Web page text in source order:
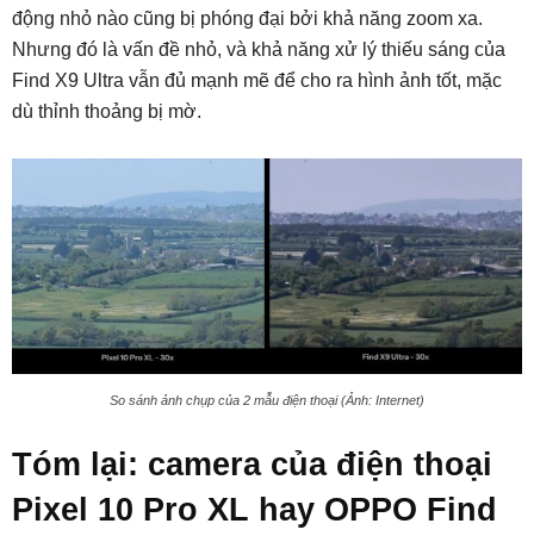
động nhỏ nào cũng bị phóng đại bởi khả năng zoom xa.
Nhưng đó là vấn đề nhỏ, và khả năng xử lý thiếu sáng của
Find X9 Ultra vẫn đủ mạnh mẽ để cho ra hình ảnh tốt, mặc
dù thỉnh thoảng bị mờ.
So sánh ảnh chụp của 2 mẫu điện thoại (Ảnh: Internet)
Tóm lại: camera của điện thoại
Pixel 10 Pro XL hay OPPO Find